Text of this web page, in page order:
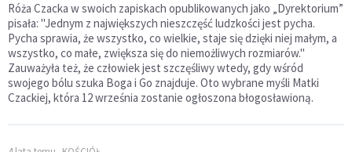
Róża Czacka w swoich zapiskach opublikowanych jako „Dyrektorium”
pisała: "Jednym z największych nieszczęść ludzkości jest pycha.
Pycha sprawia, że wszystko, co wielkie, staje się dzięki niej małym, a
wszystko, co małe, zwiększa się do niemożliwych rozmiarów."
Zauważyła też, że człowiek jest szczęśliwy wtedy, gdy wśród
swojego bólu szuka Boga i Go znajduje. Oto wybrane myśli Matki
Czackiej, która 12 września zostanie ogłoszona błogosławioną.